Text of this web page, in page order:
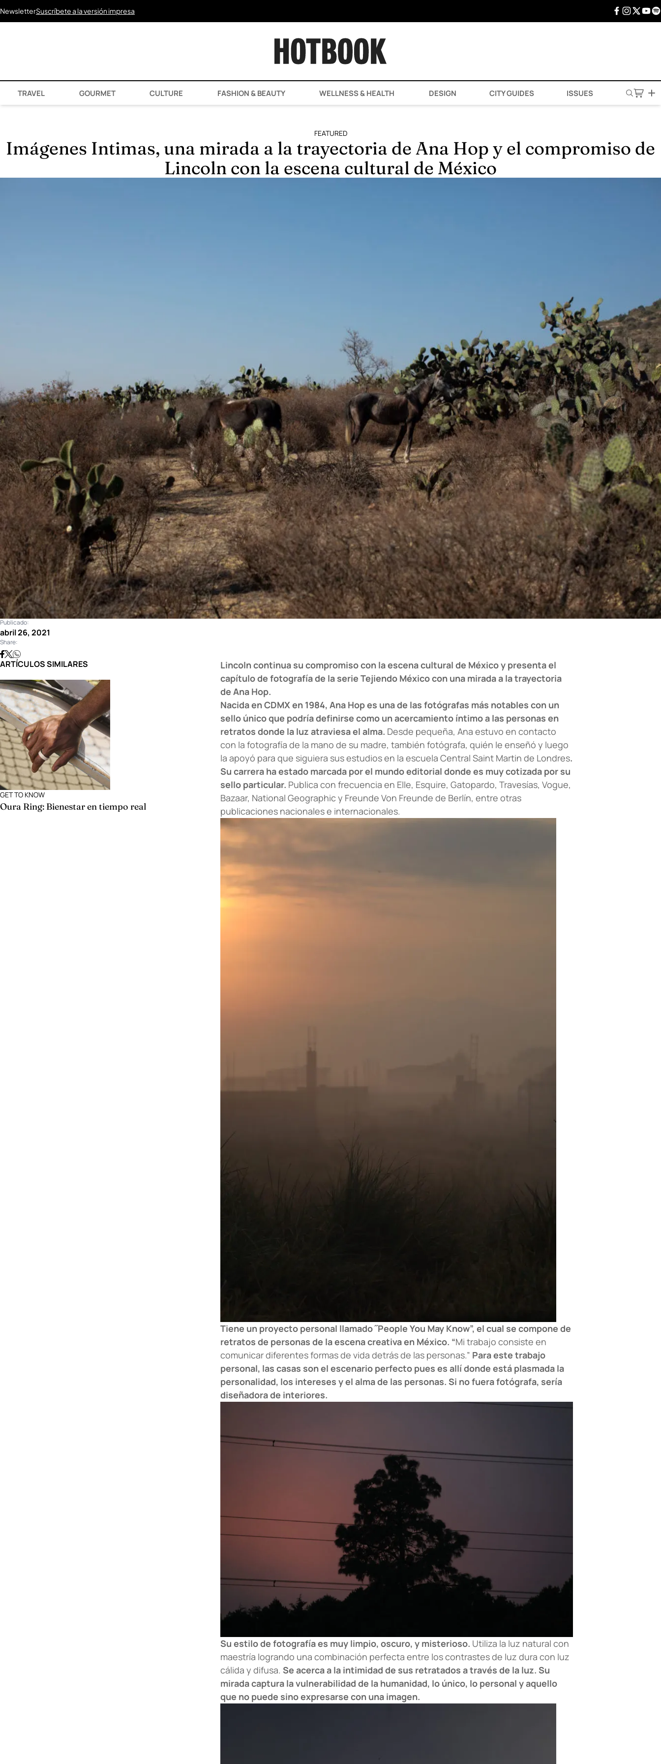
NewsletterSuscríbete a la versión impresa
TRAVEL GOURMET CULTURE FASHION & BEAUTY WELLNESS & HEALTH DESIGN CITY GUIDES ISSUES
FEATURED
Imágenes Intimas, una mirada a la trayectoria de Ana Hop y el compromiso de
Lincoln con la escena cultural de México
Lincoln continua su compromiso con la escena cultural de México y presenta el
capítulo de fotografía de la serie Tejiendo México con una mirada a la trayectoria
de Ana Hop.
Nacida en CDMX en 1984, Ana Hop es una de las fotógrafas más notables con un
sello único que podría definirse como un acercamiento íntimo a las personas en
retratos donde la luz atraviesa el alma. Desde pequeña, Ana estuvo en contacto
con la fotografía de la mano de su madre, también fotógrafa, quién le enseñó y luego
la apoyó para que siguiera sus estudios en la escuela Central Saint Martin de Londres.
Su carrera ha estado marcada por el mundo editorial donde es muy cotizada por su
sello particular. Publica con frecuencia en Elle, Esquire, Gatopardo, Travesías, Vogue,
Bazaar, National Geographic y Freunde Von Freunde de Berlín, entre otras
publicaciones nacionales e internacionales.
Tiene un proyecto personal llamado ˝People You May Know”, el cual se compone de
retratos de personas de la escena creativa en México. “Mi trabajo consiste en
comunicar diferentes formas de vida detrás de las personas.” Para este trabajo
personal, las casas son el escenario perfecto pues es allí donde está plasmada la
personalidad, los intereses y el alma de las personas. Si no fuera fotógrafa, sería
diseñadora de interiores.
Su estilo de fotografía es muy limpio, oscuro, y misterioso. Utiliza la luz natural con
maestría logrando una combinación perfecta entre los contrastes de luz dura con luz
cálida y difusa. Se acerca a la intimidad de sus retratados a través de la luz. Su
mirada captura la vulnerabilidad de la humanidad, lo único, lo personal y aquello
que no puede sino expresarse con una imagen.
Publicado:
abril 26, 2021
Share:
ARTÍCULOS SIMILARES
GET TO KNOW
Oura Ring: Bienestar en tiempo real